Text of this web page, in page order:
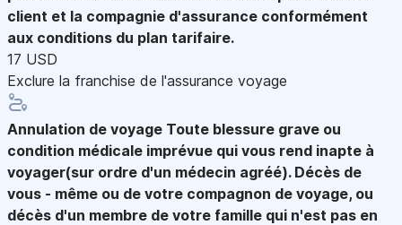
client et la compagnie d'assurance conformément
aux conditions du plan tarifaire.
17 USD
Exclure la franchise de l'assurance voyage
Annulation de voyage Toute blessure grave ou
condition médicale imprévue qui vous rend inapte à
voyager(sur ordre d'un médecin agréé). Décès de
vous - même ou de votre compagnon de voyage, ou
décès d'un membre de votre famille qui n'est pas en